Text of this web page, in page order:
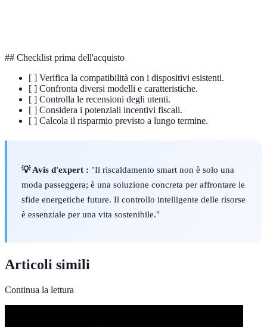
## Checklist prima dell'acquisto
[ ] Verifica la compatibilità con i dispositivi esistenti.
[ ] Confronta diversi modelli e caratteristiche.
[ ] Controlla le recensioni degli utenti.
[ ] Considera i potenziali incentivi fiscali.
[ ] Calcola il risparmio previsto a lungo termine.
💡 Avis d'expert : "Il riscaldamento smart non è solo una
moda passeggera; è una soluzione concreta per affrontare le
sfide energetiche future. Il controllo intelligente delle risorse
è essenziale per una vita sostenibile."
Articoli simili
Continua la lettura